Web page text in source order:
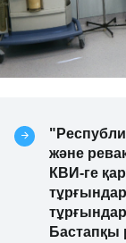
және
КВИ-ге
Бастапқы